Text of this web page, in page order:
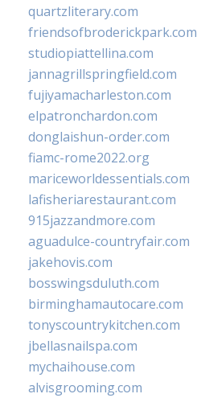
quartzliterary.com
friendsofbroderickpark.com
studiopiattellina.com
jannagrillspringfield.com
fujiyamacharleston.com
elpatronchardon.com
donglaishun-order.com
fiamc-rome2022.org
mariceworldessentials.com
lafisheriarestaurant.com
915jazzandmore.com
aguadulce-countryfair.com
jakehovis.com
bosswingsduluth.com
birminghamautocare.com
tonyscountrykitchen.com
jbellasnailspa.com
mychaihouse.com
alvisgrooming.com